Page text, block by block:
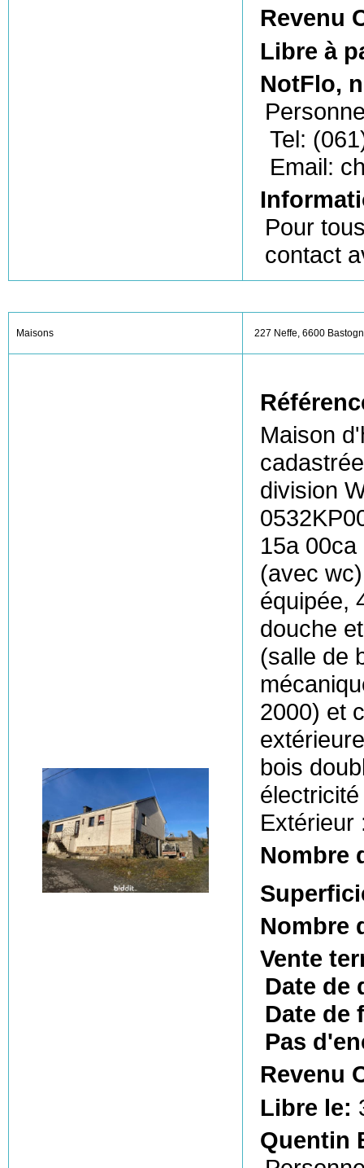
Revenu
Libre à
NotFlo,
Tel:
Email:
Pour
contact
Maisons 227 Neffe, 6600
Maison
division
15a
(avec
équipée,
douche
(salle de
2000) et
bois
Extérieur
Nombre
Nombre
Vente
Date de
Date de
Pas
Revenu
Libre le:
Quentin